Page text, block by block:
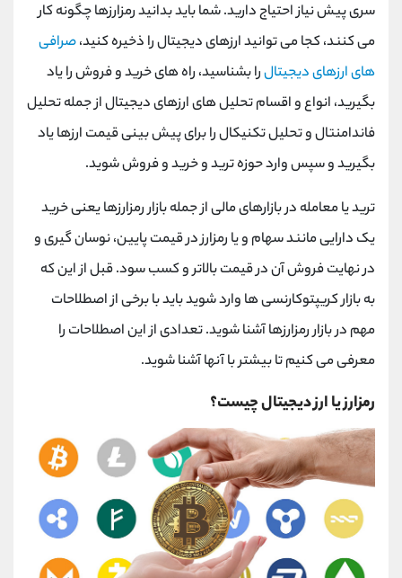
سری پیش نیاز احتیاج دارید. شما باید بدانید رمزارزها چگونه کار
می کنند، کجا می توانید ارزهای دیجیتال را ذخیره کنید،صرافی
های ارزهای دیجیتالرا بشناسید، راه های خرید و فروش را یاد
بگیرید، انواع و اقسام تحلیل های ارزهای دیجیتال از جمله تحلیل
فاندامنتال و تحلیل تکنیکال را برای پیش بینی قیمت ارزها یاد
بگیرید و سپس وارد حوزه ترید و خرید و فروش شوید.
ترید یا معامله در بازارهای مالی از جمله بازار رمزارزها یعنی خرید
یک دارایی مانند سهام و یا رمزارز در قیمت پایین، نوسان گیری و
در نهایت فروش آن در قیمت بالاتر و کسب سود. قبل از این که
به بازار کریپتوکارنسی ها وارد شوید باید با برخی از اصطلاحات
مهم در بازار رمزارزها آشنا شوید. تعدادی از این اصطلاحات را
معرفی می کنیم تا بیشتر با آنها آشنا شوید.
رمزارز یا ارز دیجیتال چیست؟